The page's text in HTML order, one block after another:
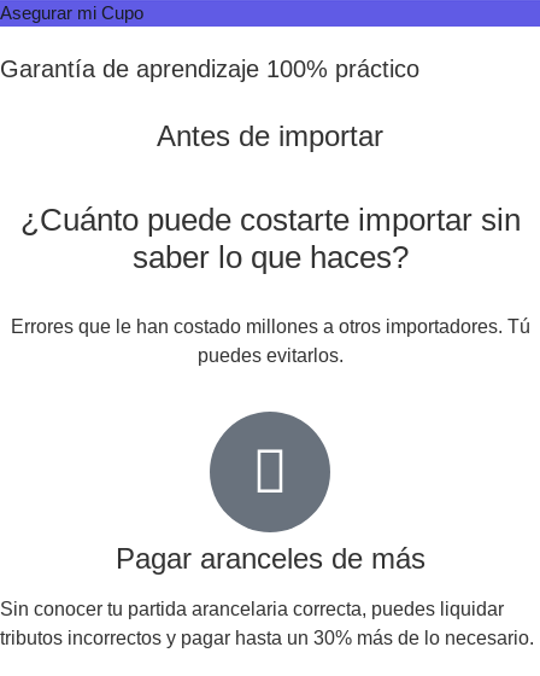
Asegurar mi Cupo
Garantía de aprendizaje 100% práctico
Antes de importar
¿Cuánto puede costarte importar sin
saber lo que haces?
Errores que le han costado millones a otros importadores. Tú
puedes evitarlos.
Pagar aranceles de más
Sin conocer tu partida arancelaria correcta, puedes liquidar
tributos incorrectos y pagar hasta un 30% más de lo necesario.